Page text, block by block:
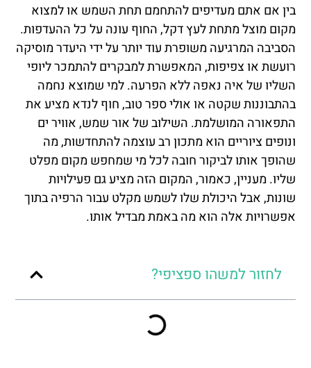
בין אם אתם מעדיפים להתחמם תחת השמש או למצוא
מקום מוצל מתחת לעץ דקל, החוף עונה על כל ההעדפות.
הסביבה המרגיעה משופרת עוד יותר על ידי היעדר מוסיקה
רועשת או צפיפות, המאפשרת למבקרים להתמכר ליופי
השליו של איה נאפה ללא הפרעה. למי שמוצא נחמה
בהתבוננות שקטה או אולי ספר טוב, חוף לנדא מציע את
התפאורה המושלמת. השילוב של אור שמש, אוויר ים
ונופים ציוריים הוא מתכון רב עוצמה להתחדשות, מה
שהופך אותו לביקור חובה לכל מי שמחפש מקום מפלט
שליו. מעניין, כאמור, המקום הזה מציע גם פעילויות
שונות, אבל היכולת שלו לשמש מקלט עבור הרפיה בתוך
אפשרויות אלה הוא מה באמת מבדיל אותו.
לחזור למשהו ספציפי?